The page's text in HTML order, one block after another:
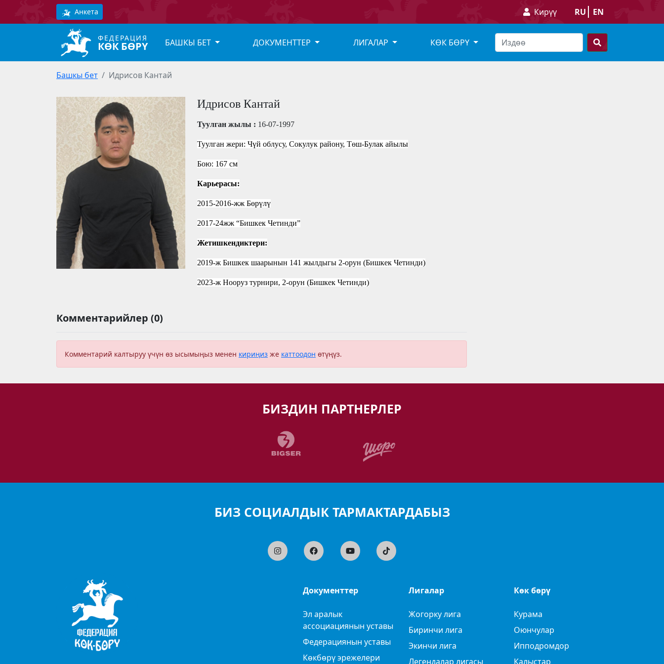
Анкета Кирүү RU EN
ФЕДЕРАЦИЯ
КӨК БӨРҮ БАШКЫ БЕТ ДОКУМЕНТТЕР ЛИГАЛАР КӨК БӨРҮ
Башкы бет Идрисов Кантай
Идрисов Кантай
Туулган жылы : 16-07-1997
Туулган жери: Чүй облусу, Сокулук району, Төш-Булак айылы
Бою: 167 см
Карьерасы:
2015-2016-жж Бөрүлү
2017-24жж “Бишкек Четинди”
Жетишкендиктери:
2019-ж Бишкек шаарынын 141 жылдыгы 2-орун (Бишкек Четинди)
2023-ж Нооруз турнири, 2-орун (Бишкек Четинди)
Комментарийлер (0)
Комментарий калтыруу үчүн өз ысымыңыз менен кириңиз же каттоодон өтүңүз.
БИЗДИН ПАРТНЕРЛЕР
БИЗ СОЦИАЛДЫК ТАРМАКТАРДАБЫЗ
Документтер
Эл аралык
ассоциациянын уставы
Федерациянын уставы
Көкбөрү эрежелери
Лигалар
Жогорку лига
Биринчи лига
Экинчи лига
Легендалар лигасы
Көк бөрү
Курама
Оюнчулар
Ипподромдор
Калыстар